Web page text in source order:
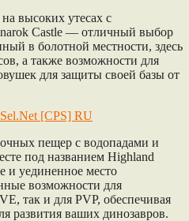
высоких утесах с
Castle — отличный выбор
в болотной местности, здесь
а также возможности для
для защиты своей базы от
пещер с водопадами и
под названием Highland
и уединенное место
возможности для
так и для PVP, обеспечивая
развития ваших динозавров.